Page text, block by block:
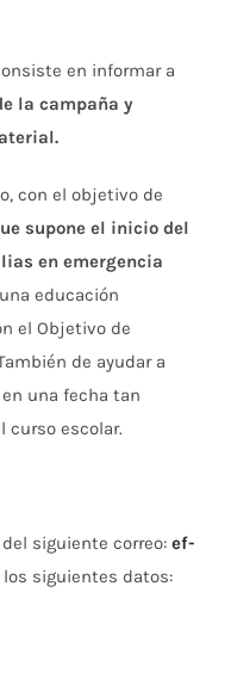
en informar a
la campaña y
con el objetivo de
supone el inicio del
en emergencia
educación
el Objetivo de
de ayudar a
una fecha tan
curso escolar.
siguiente correo: ef-
los siguientes datos: